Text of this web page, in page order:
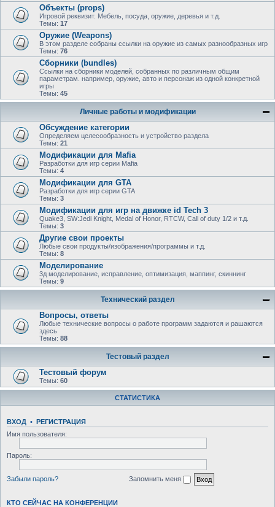
Объекты (props)
Игровой реквизит. Мебель, посуда, оружие, деревья и т.д.
Темы: 17
Оружие (Weapons)
В этом разделе собраны ссылки на оружие из самых разнообразных игр
Темы: 76
Сборники (bundles)
Ссылки на сборники моделей, собранных по различным общим
параметрам. например, оружие, авто и персонаж из одной конкретной
игры
Темы: 45
Личные работы и модификации
Обсуждение категории
Определяем целесообразность и устройство раздела
Темы: 21
Модификации для Mafia
Разработки для игр серии Mafia
Темы: 4
Модификации для GTA
Разработки для игр серии GTA
Темы: 3
Модификации для игр на движке id Tech 3
Quake3, SW:Jedi Knight, Medal of Honor, RTCW, Call of duty 1/2 и т.д.
Темы: 3
Другие свои проекты
Любые свои продукты/изображения/программы и т.д.
Темы: 8
Моделирование
3д моделирование, исправление, оптимизация, маппинг, скиннинг
Темы: 9
Технический раздел
Вопросы, ответы
Любыe технические вопросы о работе программ задаются и рашаются
здесь
Темы: 88
Тестовый раздел
Тестовый форум
Темы: 60
СТАТИСТИКА
ВХОД • РЕГИСТРАЦИЯ
Имя пользователя:
Пароль:
Забыли пароль? Запомнить меня
КТО СЕЙЧАС НА КОНФЕРЕНЦИИ